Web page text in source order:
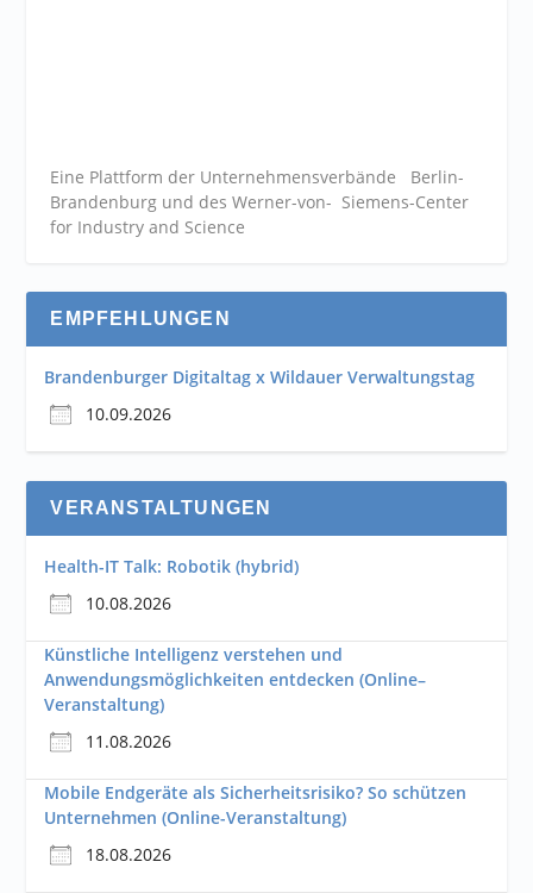
Eine Plattform der Unternehmensverbände Berlin-
Brandenburg und des Werner-von- Siemens-Center
for Industry and Science
EMPFEHLUNGEN
Brandenburger Digitaltag x Wildauer Verwaltungstag
10.09.2026
VERANSTALTUNGEN
Health-IT Talk: Robotik (hybrid)
10.08.2026
Künstliche Intelligenz verstehen und
Anwendungsmöglichkeiten entdecken (Online–
Veranstaltung)
11.08.2026
Mobile Endgeräte als Sicherheitsrisiko? So schützen
Unternehmen (Online-Veranstaltung)
18.08.2026